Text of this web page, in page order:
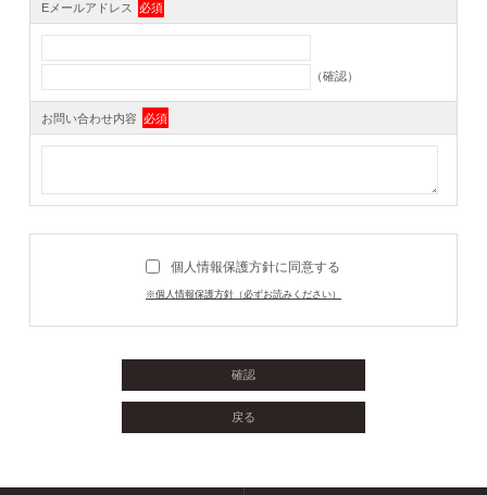
Eメールアドレス 必須
（確認）
お問い合わせ内容 必須
個人情報保護方針に同意する
※個人情報保護方針（必ずお読みください）